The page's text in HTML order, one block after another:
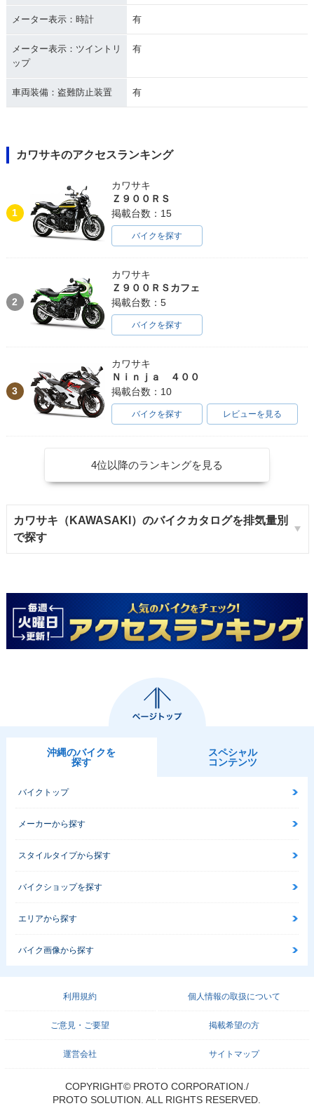
メーター表示：時計 有
メーター表示：ツイントリ
ップ
有
車両装備：盗難防止装置 有
カワサキのアクセスランキング
1
カワサキ
Ｚ９００ＲＳ
掲載台数：15
バイクを探す
2
カワサキ
Ｚ９００ＲＳカフェ
掲載台数：5
バイクを探す
3
カワサキ
Ｎｉｎｊａ ４００
掲載台数：10
バイクを探す レビューを見る
4位以降のランキングを見る
カワサキ（KAWASAKI）のバイクカタログを排気量別
で探す
沖縄のバイクを
探す
スペシャル
コンテンツ
バイクトップ
メーカーから探す
スタイルタイプから探す
バイクショップを探す
エリアから探す
バイク画像から探す
利用規約 個人情報の取扱について
ご意見・ご要望 掲載希望の方
運営会社 サイトマップ
COPYRIGHT© PROTO CORPORATION./
PROTO SOLUTION. ALL RIGHTS RESERVED.